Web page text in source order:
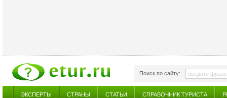
Поиск по сайту:
ЭКСПЕРТЫ СТРАНЫ СТАТЬИ СПРАВОЧНИК ТУРИСТА